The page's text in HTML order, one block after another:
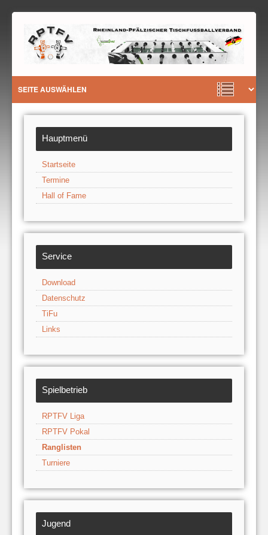
Hauptmenü
Startseite
Termine
Hall of Fame
Service
Download
Datenschutz
TiFu
Links
Spielbetrieb
RPTFV Liga
RPTFV Pokal
Ranglisten
Turniere
Jugend